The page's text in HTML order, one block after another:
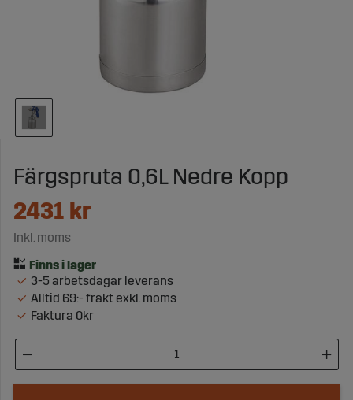
Färgspruta 0,6L Nedre Kopp
2431 kr
Inkl. moms
3-5 arbetsdagar leverans
Alltid 69:- frakt exkl. moms
Faktura 0kr